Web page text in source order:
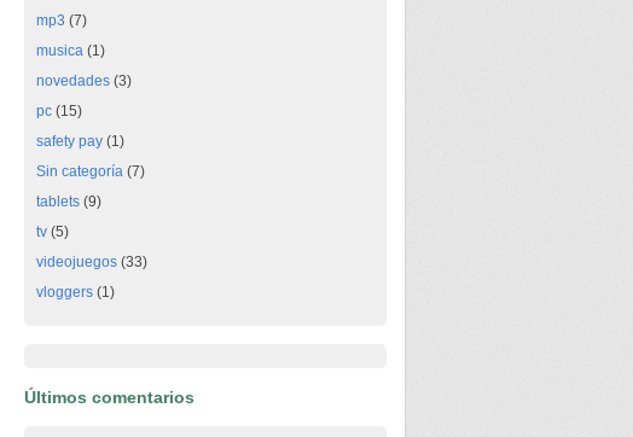
mp3 (7)
musica(1)
novedades(3)
pc(15)
safety pay(1)
Sin categoría(7)
tablets(9)
tv(5)
videojuegos(33)
vloggers(1)
Últimos comentarios